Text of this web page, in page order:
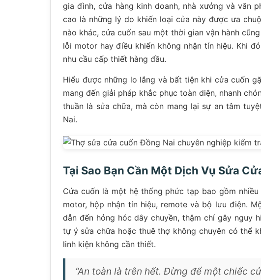
gia đình, cửa hàng kinh doanh, nhà xưởng và văn
cao là những lý do khiến loại cửa này được ưa
nào khác, cửa cuốn sau một thời gian vận hành
lỗi motor hay điều khiển không nhận tín hiệu. Khi
nhu cầu cấp thiết hàng đầu.
Hiểu được những lo lắng và bất tiện khi cửa cuốn
mang đến giải pháp khắc phục toàn diện, nhanh
thuần là sửa chữa, mà còn mang lại sự an tâm
Nai.
Tại Sao Bạn Cần Một Dịch Vụ Sửa
Cửa cuốn là một hệ thống phức tạp bao gồm
motor, hộp nhận tín hiệu, remote và bộ lưu điện.
dẫn đến hỏng hóc dây chuyền, thậm chí gây nguy
tự ý sửa chữa hoặc thuê thợ không chuyên có thể
linh kiện không cần thiết.
“An toàn là trên hết. Đừng để một chiếc